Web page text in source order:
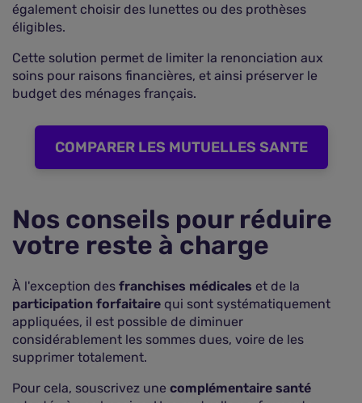
également choisir des lunettes ou des prothèses
éligibles.
Cette solution permet de limiter la renonciation aux
soins pour raisons financières, et ainsi préserver le
budget des ménages français.
COMPARER LES MUTUELLES SANTE
Nos conseils pour réduire
votre reste à charge
À l'exception des franchises médicales et de la
participation forfaitaire qui sont systématiquement
appliquées, il est possible de diminuer
considérablement les sommes dues, voire de les
supprimer totalement.
Pour cela, souscrivez une complémentaire santé